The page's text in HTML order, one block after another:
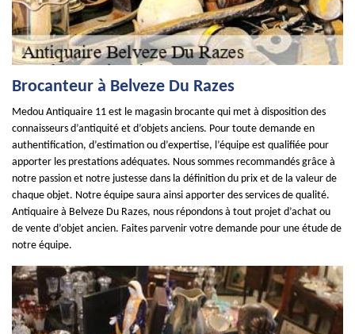
Brocanteur à Belveze Du Razes
Medou Antiquaire 11 est le magasin brocante qui met à disposition des
connaisseurs d’antiquité et d’objets anciens. Pour toute demande en
authentification, d’estimation ou d’expertise, l’équipe est qualifiée pour
apporter les prestations adéquates. Nous sommes recommandés grâce à
notre passion et notre justesse dans la définition du prix et de la valeur de
chaque objet. Notre équipe saura ainsi apporter des services de qualité.
Antiquaire à Belveze Du Razes, nous répondons à tout projet d’achat ou
de vente d’objet ancien. Faites parvenir votre demande pour une étude de
notre équipe.